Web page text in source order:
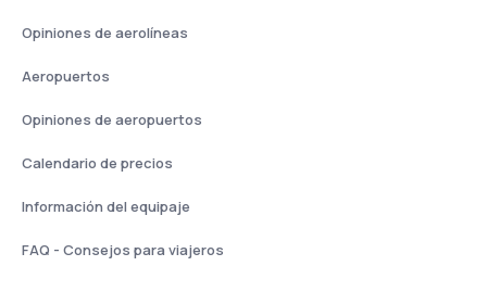
Opiniones de aerolíneas
Aeropuertos
Opiniones de aeropuertos
Calendario de precios
Información del equipaje
FAQ - Consejos para viajeros